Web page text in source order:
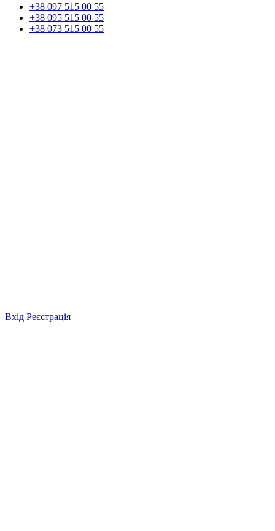
+38 097 515 00 55
+38 095 515 00 55
+38 073 515 00 55
Вхід Реєстрація